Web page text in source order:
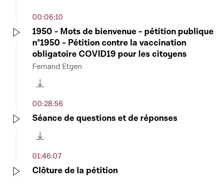
00:06:10
1950 - Mots de bienvenue - pétition publique
n°1950 - Pétition contre la vaccination
obligatoire COVID19 pour les citoyens
Fernand Etgen
00:28:56
Séance de questions et de réponses
01:46:07
Clôture de la pétition